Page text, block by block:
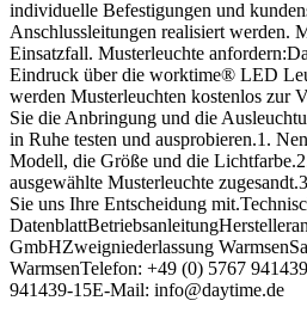
individuelle Befestigungen und
Anschlussleitungen realisiert werden.
Einsatzfall. Musterleuchte
Eindruck über die worktime® LED
werden Musterleuchten kostenlos zur
Sie die Anbringung und die
in Ruhe testen und ausprobieren.1.
Modell, die Größe und die
ausgewählte Musterleuchte
Sie uns Ihre Entscheidung
GmbHZweigniederlassung
WarmsenTelefon: +49 (0) 5767
941439-15E-Mail: info@daytime.de